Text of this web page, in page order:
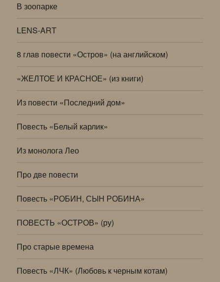
В зоопарке
LENS-ART
8 глав повести «Остров» (на английском)
«ЖЕЛТОЕ И КРАСНОЕ» (из книги)
Из повести «Последний дом»
Повесть «Белый карлик»
Из монолога Лео
Про две повести
Повесть «РОБИН, СЫН РОБИНА»
ПОВЕСТЬ «ОСТРОВ» (ру)
Про старые времена
Повесть «ЛЧК» (Любовь к черным котам)